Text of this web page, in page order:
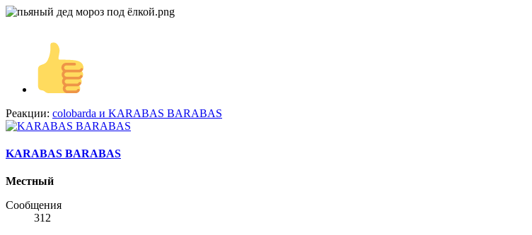
Реакции: colobarda и KARABAS BARABAS
KARABAS BARABAS
Местный
Сообщения
312